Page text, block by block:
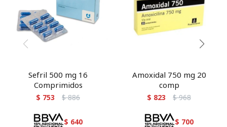
Sefril 500 mg 16
Comprimidos
$ 753 $ 886
$ 640
Amoxidal 750 mg 20
comp
$ 823 $ 968
$ 700